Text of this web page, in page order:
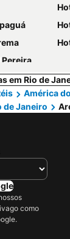
em Rio de
América
de Janeiro
como